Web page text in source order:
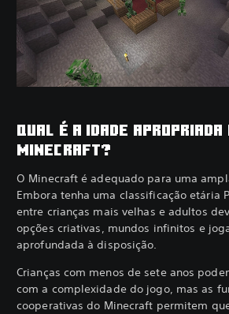
QUAL É A IDADE APROPRIADA
MINECRAFT?
O Minecraft é adequado para uma
Embora tenha uma classificação etária
entre crianças mais velhas e adultos
opções criativas, mundos infinitos e
aprofundada à disposição.
Crianças com menos de sete anos
com a complexidade do jogo, mas as
cooperativas do Minecraft permitem